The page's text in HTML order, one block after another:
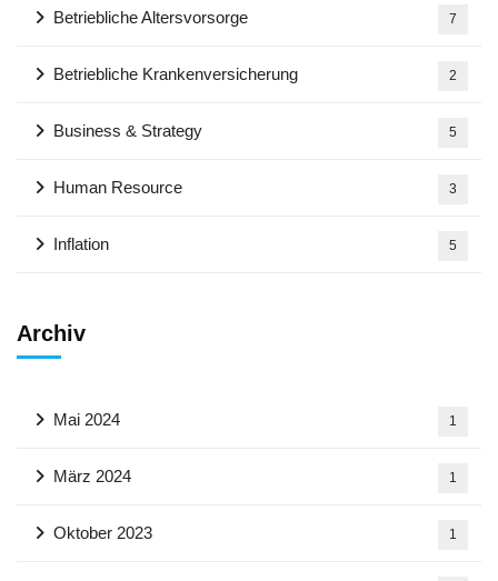
Betriebliche Altersvorsorge 7
Betriebliche Krankenversicherung 2
Business & Strategy 5
Human Resource 3
Inflation 5
Archiv
Mai 2024 1
März 2024 1
Oktober 2023 1